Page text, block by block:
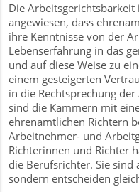
Die
angewiesen, dass
ihre Kenntnisse von der
Lebenserfahrung in das
und auf diese Weise zu
einem gesteigerten
in die Rechtsprechung
sind die Kammern mit
ehrenamtlichen Richtern
Arbeitnehmer- und
Richterinnen und Richter
die Berufsrichter. Sie
sondern entscheiden